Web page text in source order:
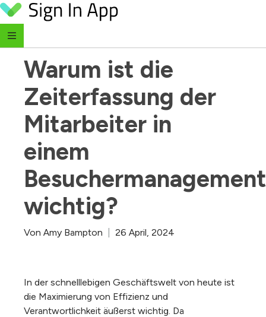
Skip to content
Warum ist die
Zeiterfassung der
Mitarbeiter in
einem
wichtig?
Von Amy Bampton 26 April, 2024
In der schnelllebigen Geschäftswelt von heute ist
die Maximierung von Effizienz und
Verantwortlichkeit äußerst wichtig. Da